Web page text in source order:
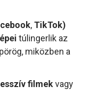
, TikTok)
túlingerlik az
miközben a
filmekvagy